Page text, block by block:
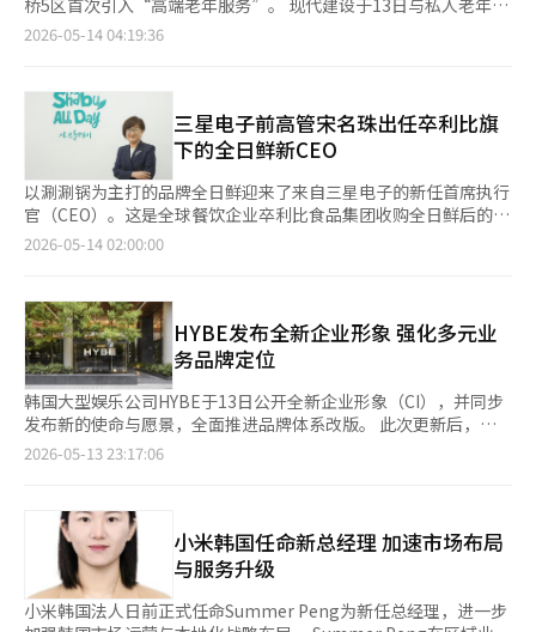
间，感觉不到是建筑公司的空间”，“拍照点很多，氛围很时
尚。”实际上，包括推着婴儿车的家庭在内，各个年龄层的游客都
们策划了让首尔森林的访客自然接触宰品牌的活动”，“专注于在
不破坏现有草坪的情况下，创造一个可以长时间停留的空间。”
根据GS建设的统计，自5月1日至12日，‘伊丽莎白森林’的访客
约为86,000人。园区运营结束后，该空间将捐赠给首尔市，尽管快
闪活动结束，仍计划让市民继续使用该空间。 距离首尔森林步行
约15分钟的成水洞，另一个室内体验空间‘哈乌斯·宰’正在运
营。GS建设将原本作为成水战略整治区1地块的宣传馆进行重新品
牌化，开设了快闪店。 快闪店内部的氛围与一般的公寓宣传馆不
先映入眼帘的是‘微缩景观区’。在这里可以详细查看2031年计
划分销的‘利贝尼克宰’的大型模型图。接下来的‘设施区’被布
置成小型电影院，而实际客厅部分的‘单元区’则可以间接体验到
最高64层的汉江景观。利用开放窗结构实现的全景视图技术，目前
正在申请专利。 空间各处还布置了刺激五感的元素。内部播放着
宰的声音策划音乐，灯光和扩香器的感官演绎也引人注目。与教保
文库·CGV的合作内容，以及空中酒吧派对、儿童区和育儿服务、
提前体验宰生活的机会”，“宰希望将家扩展为体验的领域，而不
仅仅是商品。” 她还表示：“过去建筑公司的宣传馆给人一种是
父母那一代的专属物品的感觉，而建筑公司也希望运营能够让年轻
一代在社交媒体上分享的内容的快闪店，因此，想要体验宰品牌的
2030年代的访客也越来越多。” 一位参观现场的30多岁访客表
的，最终是无数人的时间、记忆和生活的一部分。”赵代表引用了
农心创始人已故辛春浩会长的话：“韩国的味道将成为最具全球性
集团整体销售额提升至7.3万亿韩元、海外销售占比超过60%
的“愿景2030”。赵代表表示：“这是一个具有挑战性的目标，
但完全可以实现。”他指出，釜山绿山出口专用第二工厂的完工、
零食业务进入美国市场、新业务多元化等是实现目标的核心依据。
在全球营销方面，K-文化的融合已带来了显著成果。沈圭哲全球营
销部门负责人表示：“与K-pop女团aespa签约为全球大使后发布
的首个广告活动在全球获得超过5亿次观看。”他解释说：“新拉
面不仅是一种食品，更是代表K-文化的文化商品。” 实际上，新
祭、以及中国哈尔滨冰灯节等全球三大冬季节日，并在纽约时代广
场和伦敦皮卡迪利广场等主要地点进行了大型户外广告宣传。 40
周年纪念的新产品也揭开了面纱。农心计划于18日在韩国和日本同
时推出“新拉面罗马”，并计划于6月向全球市场扩展。该产品灵
感来源于“莫迪消费者”趋势，基于辣椒酱结合番茄和奶油酱
的“K-罗马”概念，企划和开发耗时约4年。同时，农心将在6月
于首尔成水洞开设品牌体验空间“新拉面小吃”，以扩大与年轻人
及外国游客的接触。 新拉面目前已出口至全球100多个国家，成为
为“全球面食解决方案提供商”。 赵代表表示：“当今消费者不
仅仅寻找美味的产品，还要求健康、便利，以及在其中感受到的体
验和文化等多种价值。”他指出：“现在是一个需要为每个人提供
答案的时代，农心将成为能够通过‘面’这一媒介满足全球消费者
各种口味需求的公司。”※ 本报道经人工智能（AI）系统翻译与编
桥5区首次引入“高端老年服务”。 现代建设于13日与私人老年社
区运营商经典500签署了老年生活护理服务模型的开发与运营协
目等服务。医疗服务将由建国大学医院负责。除了健康管理服务，
如防跌倒、认知功能管理和预防痴呆外，还将提供涵盖睡眠、饮食
和运动的健康护理。此外，还将开展美术课程、古典音乐表演、舞
蹈运动和围棋等社区项目。 经典500是一个高端老年公寓品牌，结
合了酒店式居住服务和医疗护理的运营系统。现代建设计划借此合
作，将老年友好型居住服务扩展到其THE H品牌项目和新承接的业
务中。 现代建设相关人士表示：“这是为了整合支持老年居民的
健康管理、休闲、交流和生活便利的差异化战略，我们将积极应对
投标竞争主要在现代建设和DL E&C之间进行，施工方将在30日的
业主大会上选出。 此前，现代建设通过压桥3区的宣传中心展示了
无人接驳车和巡逻机器人等未来居住技术，并公布了大型社区设施
的构想。计划建设连接主要设施的循环社区空间，以及水疗、游泳
池、健身设施和私人空间，以增强高端居住服务。※ 本报道经人
工智能（AI）系统翻译与编辑。
2026-05-14 04:19:36
三星电子前高管宋名珠出任卒利比旗
下的全日鲜新CEO
以涮涮锅为主打的品牌全日鲜迎来了来自三星电子的新任首席执行
官（CEO）。这是全球餐饮企业卒利比食品集团收购全日鲜后的首
次高管任命。 全日鲜运营公司宣布，前三星电子副总裁宋名珠被
品牌的战略及全球业务。她曾担任销售创新集团负责人和全球项目
管理集团负责人，并晋升至副总裁，是品牌与市场营销领域的专
家。 选择一位与餐饮业毫无关联的高管，背后是卒利比食品在战
略上的深思熟虑。公司希望将全日鲜发展为K-食品的全球代表品
牌，因此将新任首席执行官的品牌策划能力和全球业务经验视为首
要考量。 卒利比食品在今年2月通过与韩国法人'卒利-K'及私募股
权基金Elevation Equity Partners Korea的财团，收购了全日鲜
100%的股份，交易金额约为1300亿韩元。 此次收购完成后，全
司重新起步。 宋名珠表示：“我将把母公司在食品与饮料
（F&B）运营方面积累的经验应用于全日鲜，为消费者提供更多价
值，同时与加盟商实现共赢，构建可持续的增长模式。”她还强
调：“客户的信任是这一业务的本质，我将加强以现场为中心的管
理。” 全日鲜以提供高品质的牛肉和新鲜蔬菜为特色，推出了价
格亲民的无限量涮涮锅概念。自2023年7月开设首家门店以来，短
2026-05-14 02:00:00
HYBE发布全新企业形象 强化多元业
务品牌定位
韩国大型娱乐公司HYBE于13日公开全新企业形象（CI），并同步
发布新的使命与愿景，全面推进品牌体系改版。 此次更新后，
HYBE将原先同时使用公司名称、象征标识及使命语的CI体系，调
（H）的辨识度也得到强化。新的CI能够更清晰地展现HYBE从音
乐业务扩展至多元业务领域的品牌身份认同。目前，新CI已应用于
HYBE位于龙山的总部大楼及官方网站等主要渠道。 当天，HYBE
还同步公开了反映企业行业哲学与核心价值的新使命，以及涵盖未
来发展方向的新愿景。其中，新使命被定义为“发现新的世界，开
2026-05-13 23:17:06
小米韩国任命新总经理 加速市场布局
与服务升级
小米韩国法人日前正式任命Summer Peng为新任总经理，进一步